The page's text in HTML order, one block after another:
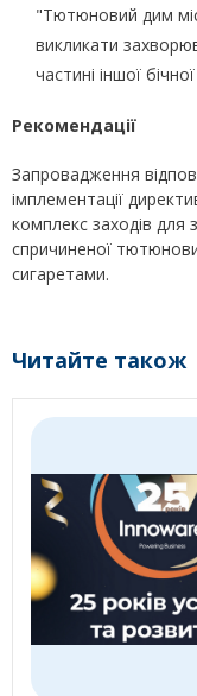
"Тютюновий дим
викликати
частині іншої
Рекомендації
Запровадження
імплементації
комплекс заходів для
спричиненої
сигаретами.
Читайте також